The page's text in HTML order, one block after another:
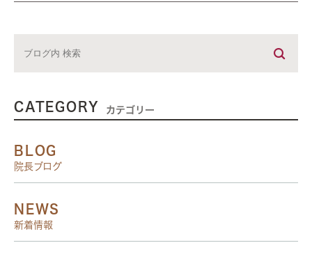
CATEGORY カテゴリー
BLOG
院長ブログ
NEWS
新着情報